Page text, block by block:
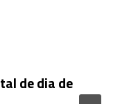
de dia de